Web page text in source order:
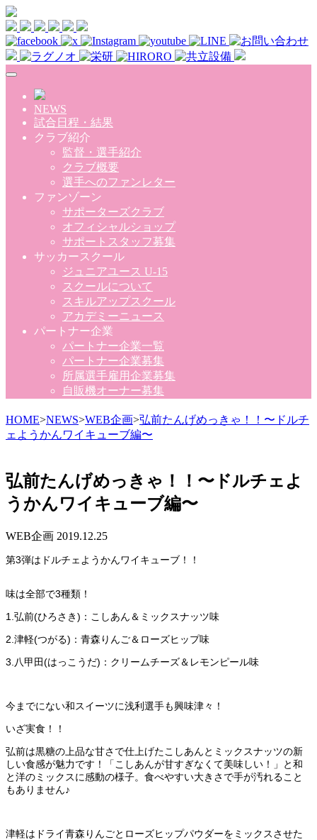
Skip to main content
NEWS
試合日程・結果
クラブ紹介
監督・選手紹介
クラブ概要
選手へのファンレター
ファンゾーン
サポーターズクラブ
オフィシャルショップ
サポートスタッフ募集
サッカースクール
ジュニアユース U-15
スクールについて
スキルアップスクール
アカデミーニュース
パートナー企業
パートナー企業一覧
パートナー企業募集
所属選手雇用企業募集
自販機オーナー募集
HOME>NEWS>WEB企画>弘前たんげめっきゃ！！〜ドルチ
ェようかんワイキューブ編〜
弘前たんげめっきゃ！！〜ドルチェよ
うかんワイキューブ編〜
WEB企画 2019.12.25
第3弾はドルチェようかんワイキューブ！！
味は全部で3種類！
1.弘前(ひろさき)：こしあん＆ミックスナッツ味
2.津軽(つがる)：青森りんご＆ローズヒップ味
3.八甲田(はっこうだ)：クリームチーズ＆レモンピール味
今までにない和スイーツに浅利選手も興味津々！
いざ実食！！
弘前は黒糖の上品な甘さで仕上げたこしあんとミックスナッツの新
しい食感が魅力です！「こしあんが甘すぎなくて美味しい！」と和
と洋のミックスに感動の様子。食べやすい大きさで手が汚れること
もありません♪
津軽はドライ青森りんごとローズヒップパウダーをミックスさせた